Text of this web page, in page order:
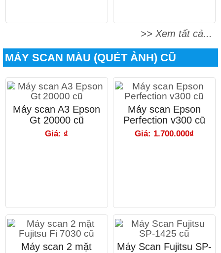
>> Xem tất cả...
MÁY SCAN MÀU (QUÉT ẢNH) CŨ
Máy scan A3 Epson
Gt 20000 cũ
Giá: ₫
Máy scan Epson
Perfection v300 cũ
Giá: 1.700.000₫
Máy scan 2 mặt
Máy Scan Fujitsu SP-